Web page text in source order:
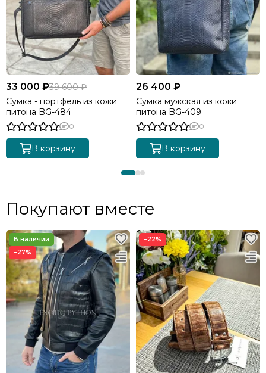
33 000 ₽39 600 ₽
Cумка - портфель из кожи
питона BG-484
0
В корзину
26 400 ₽
Сумка мужская из кожи
питона BG-409
0
В корзину
Покупают вместе
−27%
−22%